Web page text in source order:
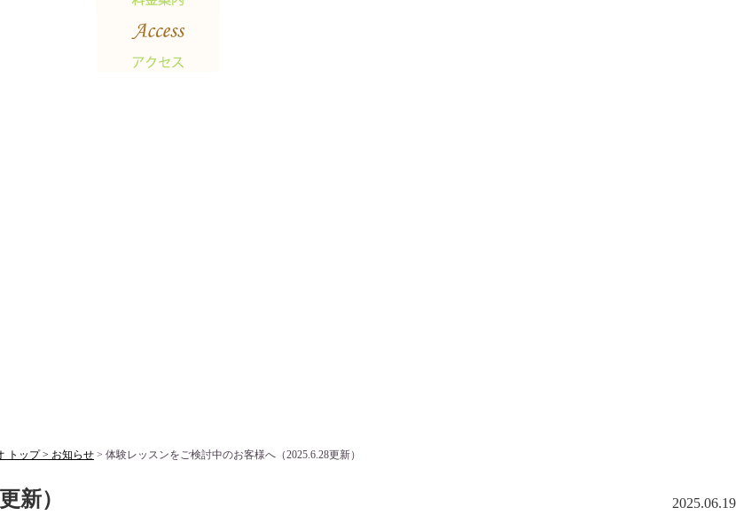
トップ > お知らせ > 体験レッスンをご検討中のお客様へ（2025.6.28更新）
2025.06.19
新）